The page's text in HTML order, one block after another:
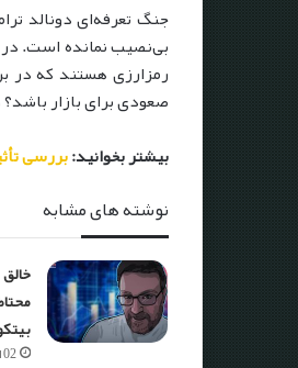
جنگ تعرفه‌ای دونالد
بی‌نصیب نمانده است. در
رمزارزی هستند که در
صعودی برای بازار باشد؟
بیشتر بخوانید:بررسی
نوشته های مشابه
02 اردیبهشت 1404